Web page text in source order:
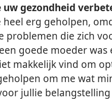
gezondheid
erg geholpen,
problemen die zich
goede moeder was
makkelijk vind om
om me wat
jullie